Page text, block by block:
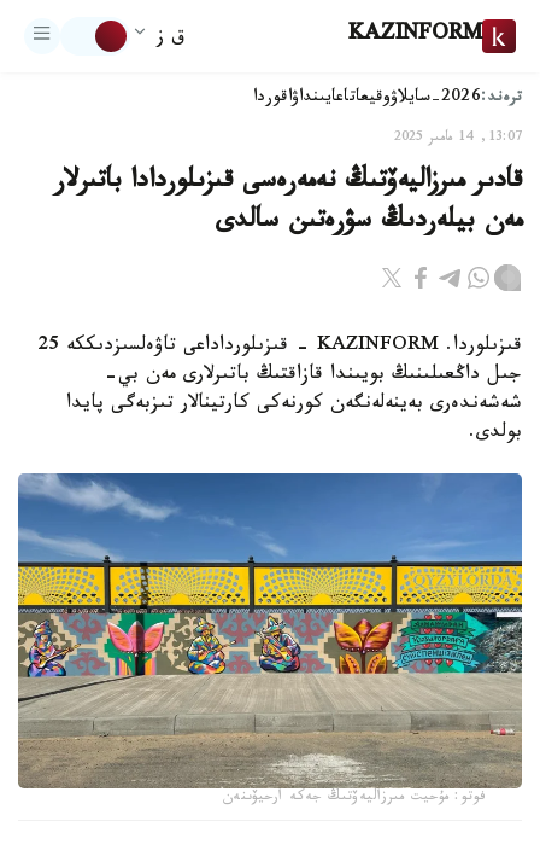
KAZINFORM ق ز
ترەند:2026-سايلاۋ وقيعاتاعايىنداۋاقوردا
13:07, 14 مامىر 2025
قادىر مىرزاليەۆتىڭ نەمەرەسى قىزىلوردادا باتىرلار
مەن بيلەردىڭ سۋرەتىن سالدى
قىزىلوردا. KAZINFORM - قىزىلورداداعى تاۋەلسىزدىككە 25
جىل داڭعىلىنىڭ بويىندا قازاقتىڭ باتىرلارى مەن بي-
شەشەندەرى بەينەلەنگەن كورنەكى كارتينالار تىزبەگى پايدا
بولدى.
فوتو: مۇحيت مىرزاليەۆتىڭ جەكە ارحيۆىنەن